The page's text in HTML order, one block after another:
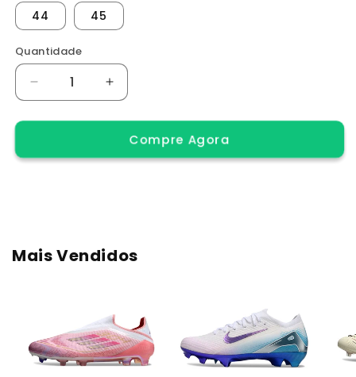
44 45
Quantidade
Diminuir
a
quantidade
Nike
Aumentar
a
quantidade
Nike
Compre Agora
Mais Vendidos